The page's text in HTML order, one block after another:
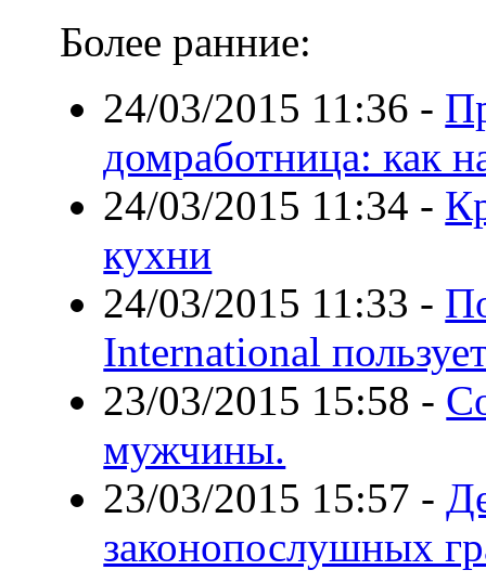
Более ранние:
24/03/2015 11:36 -
домработница: как
24/03/2015 11:34 -
кухни
24/03/2015 11:33 -
International
23/03/2015 15:58 -
мужчины.
23/03/2015 15:57 -
законопослушных